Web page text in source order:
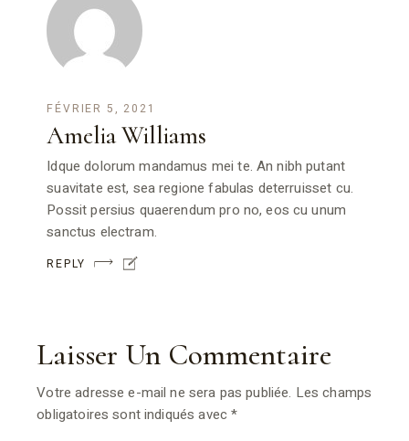
FÉVRIER 5, 2021
Amelia Williams
Idque dolorum mandamus mei te. An nibh putant
suavitate est, sea regione fabulas deterruisset cu.
Possit persius quaerendum pro no, eos cu unum
sanctus electram.
REPLY
Laisser Un Commentaire
Votre adresse e-mail ne sera pas publiée. Les champs
obligatoires sont indiqués avec*